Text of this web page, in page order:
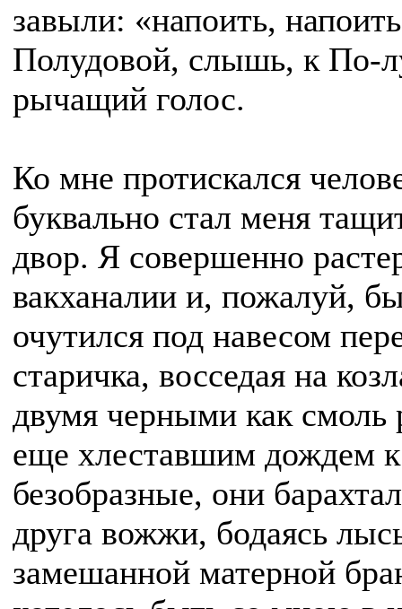
завыли: «напоить,
Полудовой, слышь, к По-
рычащий голос.
Ко мне протискался
буквально стал меня
двор. Я совершенно
вакханалии и, пожалуй,
очутился под навесом
старичка, восседая на
двумя черными как смоль
еще хлеставшим дождем
безобразные, они
друга вожжи, бодаясь
замешанной матерной